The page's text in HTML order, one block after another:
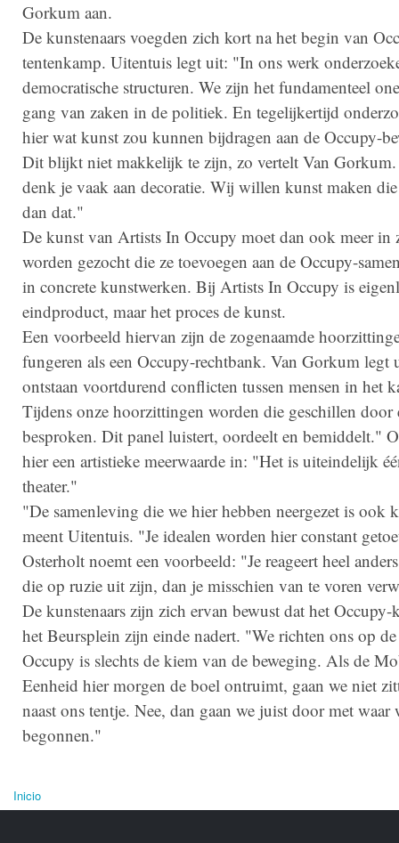
Gorkum aan.
De kunstenaars voegden zich kort na het begin van
tentenkamp. Uitentuis legt uit: "In ons werk
democratische structuren. We zijn het fundamenteel
gang van zaken in de politiek. En tegelijkertijd
hier wat kunst zou kunnen bijdragen aan de Occupy-
Dit blijkt niet makkelijk te zijn, zo vertelt Van
denk je vaak aan decoratie. Wij willen kunst maken
dan dat."
De kunst van Artists In Occupy moet dan ook meer in
worden gezocht die ze toevoegen aan de Occupy-
in concrete kunstwerken. Bij Artists In Occupy is
eindproduct, maar het proces de kunst.
Een voorbeeld hiervan zijn de zogenaamde
fungeren als een Occupy-rechtbank. Van Gorkum legt
ontstaan voortdurend conflicten tussen mensen in het
Tijdens onze hoorzittingen worden die geschillen door
besproken. Dit panel luistert, oordeelt en bemiddelt."
hier een artistieke meerwaarde in: "Het is uiteindelijk
theater."
"De samenleving die we hier hebben neergezet is ook
meent Uitentuis. "Je idealen worden hier constant
Osterholt noemt een voorbeeld: "Je reageert heel
die op ruzie uit zijn, dan je misschien van te voren
De kunstenaars zijn zich ervan bewust dat het
het Beursplein zijn einde nadert. "We richten ons op
Occupy is slechts de kiem van de beweging. Als de
Eenheid hier morgen de boel ontruimt, gaan we niet
naast ons tentje. Nee, dan gaan we juist door met waar
begonnen."
Se encuentra usted aquí
Inicio